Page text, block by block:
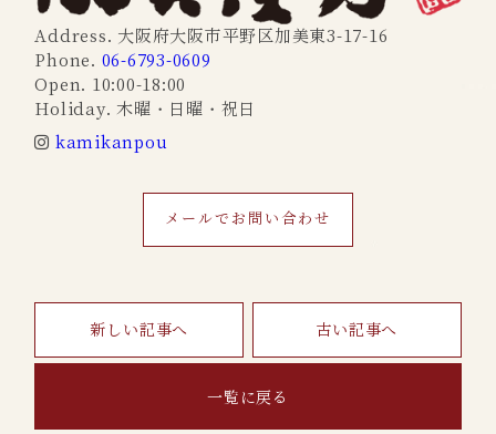
Address. 大阪府大阪市平野区加美東3-17-16
Phone. 06-6793-0609
Open. 10:00-18:00
Holiday. 木曜・日曜・祝日
kamikanpou
メールでお問い合わせ
新しい記事へ 古い記事へ
一覧に戻る